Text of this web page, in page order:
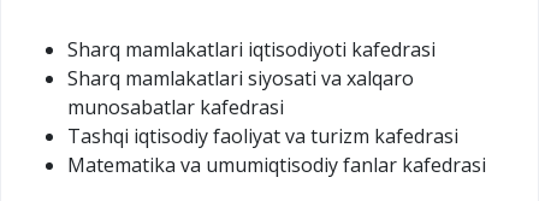
Sharq mamlakatlari iqtisodiyoti kafedrasi
Sharq mamlakatlari siyosati va xalqaro
munosabatlar kafedrasi
Tashqi iqtisodiy faoliyat va turizm kafedrasi
Matematika va umumiqtisodiy fanlar kafedrasi